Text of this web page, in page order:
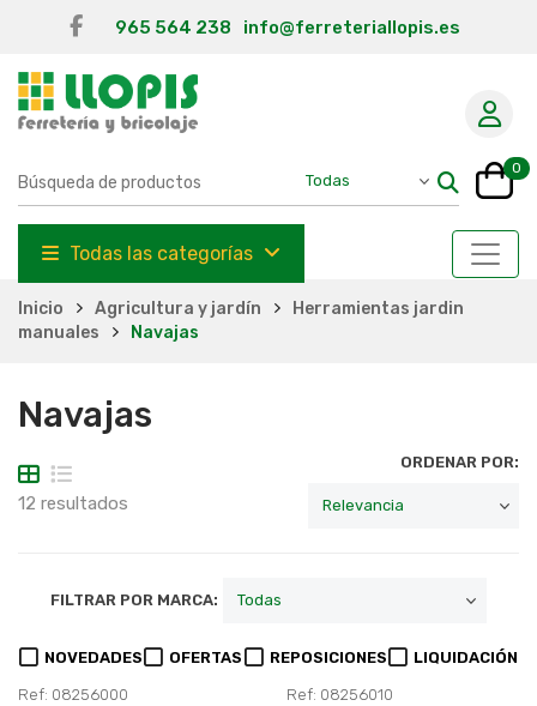
965 564 238 info@ferreteriallopis.es
0
Todas las categorías
Inicio Agricultura y jardín
Herramientas jardin
manuales
Navajas
Navajas
12 resultados
ORDENAR POR:
FILTRAR POR MARCA:
NOVEDADES OFERTAS REPOSICIONES LIQUIDACIÓN
Ref: 08256000 Ref: 08256010